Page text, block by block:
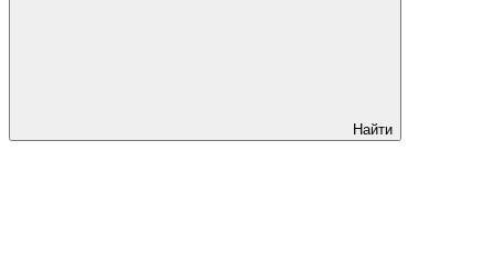
Найти